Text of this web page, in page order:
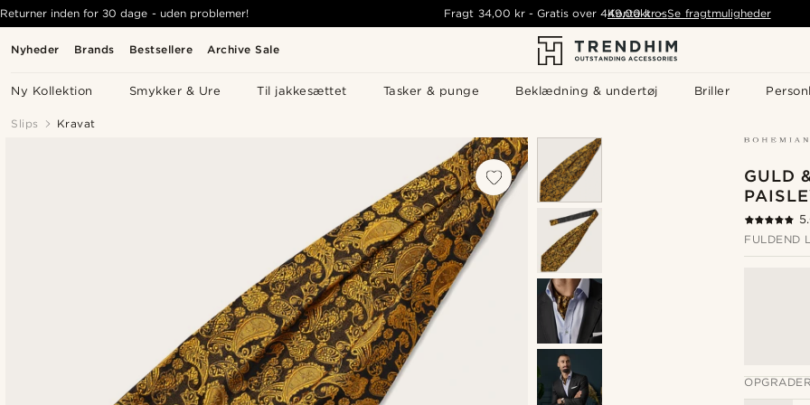
Nyheder Brands Bestsellere Archive Sale
Ny Kollektion Smykker & Ure Til jakkesættet Tasker & punge Beklædning & undertøj Briller
Returner inden for 30 dage - uden problemer! Fragt 34,00 kr- Gratis over 449,00 kr - Se fragtmuligheder
Kontakt os
Slips Kravat
GULD
FULDEND